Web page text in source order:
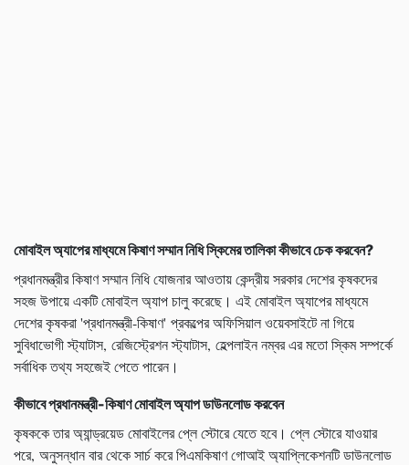
মোবাইল অ্যাপের মাধ্যমে কিষাণ সম্মান নিধি স্কিমের তালিকা কীভাবে চেক করবেন?
প্রধানমন্ত্রীর কিষাণ সম্মান নিধি যোজনার আওতায় কেন্দ্রীয় সরকার দেশের কৃষকদের
সহজ উপায়ে একটি মোবাইল অ্যাপ চালু করেছে। এই মোবাইল অ্যাপের মাধ্যমে
দেশের কৃষকরা 'প্রধানমন্ত্রী-কিষাণ' প্রকল্পের অফিসিয়াল ওয়েবসাইটে না গিয়ে
সুবিধাভোগী স্ট্যাটাস, রেজিস্ট্রেশন স্ট্যাটাস, হেল্পলাইন নম্বর এর মতো স্কিম সম্পর্কে
সর্বাধিক তথ্য সহজেই পেতে পারেন।
কীভাবে প্রধানমন্ত্রী-কিষাণ মোবাইল অ্যাপ ডাউনলোড করবেন
কৃষককে তার অ্যান্ড্রয়েড মোবাইলের প্লে স্টোরে যেতে হবে। প্লে স্টোরে যাওয়ার
পরে, অনুসন্ধান বার থেকে সার্চ করে পিএমকিষাণ গোআই অ্যাপ্লিকেশনটি ডাউনলোড